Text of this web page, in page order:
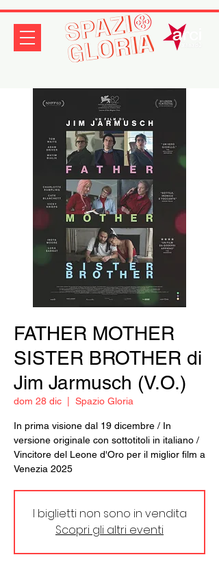
FATHER MOTHER
SISTER BROTHER di
Jim Jarmusch (V.O.)
dom 28 dic Spazio Gloria
In prima visione dal 19 dicembre / In
versione originale con sottotitoli in italiano /
Vincitore del Leone d'Oro per il miglior film a
Venezia 2025
I biglietti non sono in vendita
Scopri gli altri eventi